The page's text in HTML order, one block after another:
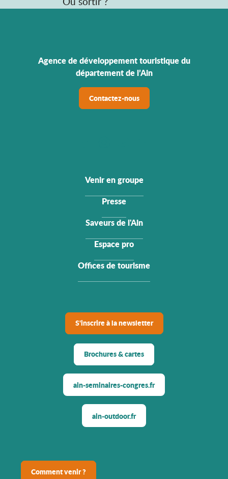
Agence de développement touristique du
département de l’Ain
Contactez-nous
Venir en groupe
Presse
Saveurs de l'Ain
Espace pro
Offices de tourisme
S'inscrire à la newsletter
Brochures & cartes
ain-seminaires-congres.fr
ain-outdoor.fr
Comment venir ?